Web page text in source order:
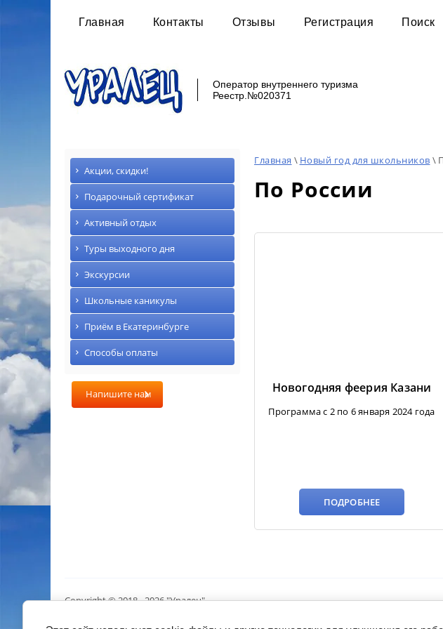
Главная Контакты Отзывы Регистрация Поиск
Оператор внутреннего туризма
Реестр.№020371
Акции, скидки!
Подарочный сертификат
Активный отдых
Туры выходного дня
Экскурсии
Школьные каникулы
Приём в Екатеринбурге
Способы оплаты
Напишите нам
Главная \ Новый год для школьников \
По России
Новогодняя феерия Казани
Программа c 2 по 6 января 2024 года
ПОДРОБНЕЕ
Copyright © 2018 - 2026 "Уралец"